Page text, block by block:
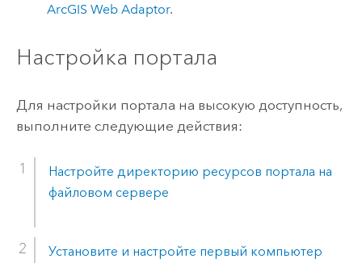
ArcGIS Web Adaptor.
Настройка портала
Для настройки портала на высокую доступность,
выполните следующие действия:
Настройте директорию ресурсов портала на
файловом сервере
Установите и настройте первый компьютер